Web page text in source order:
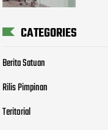
CATEGORIES
Berita Satuan
Rilis Pimpinan
Teritorial